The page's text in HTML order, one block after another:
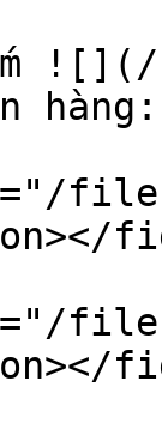
![](/
hàng:
files/
files/